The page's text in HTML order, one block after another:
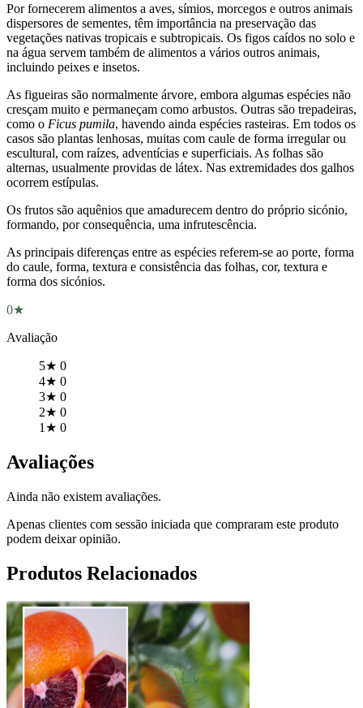
Por fornecerem alimentos a aves, símios, morcegos e outros animais
dispersores de sementes, têm importância na preservação das
vegetações nativas tropicais e subtropicais. Os figos caídos no solo e
na água servem também de alimentos a vários outros animais,
incluindo peixes e insetos.
As figueiras são normalmente árvore, embora algumas espécies não
cresçam muito e permaneçam como arbustos. Outras são trepadeiras,
como o Ficus pumila, havendo ainda espécies rasteiras. Em todos os
casos são plantas lenhosas, muitas com caule de forma irregular ou
escultural, com raízes, adventícias e superficiais. As folhas são
alternas, usualmente providas de látex. Nas extremidades dos galhos
ocorrem estípulas.
Os frutos são aquênios que amadurecem dentro do próprio sicónio,
formando, por consequência, uma infrutescência.
As principais diferenças entre as espécies referem-se ao porte, forma
do caule, forma, textura e consistência das folhas, cor, textura e
forma dos sicónios.
0★
Avaliação
5★ 0
4★ 0
3★ 0
2★ 0
1★ 0
Avaliações
Ainda não existem avaliações.
Apenas clientes com sessão iniciada que compraram este produto
podem deixar opinião.
Produtos Relacionados